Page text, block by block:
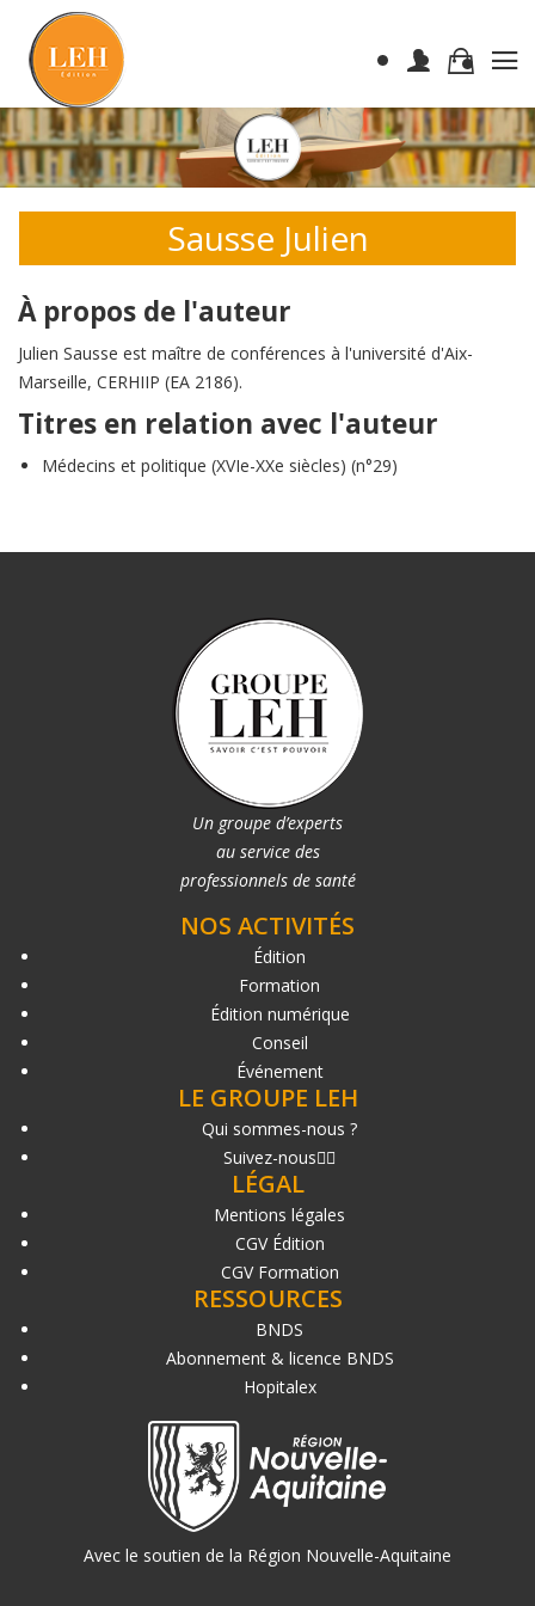
Sausse Julien
À propos de l'auteur
Julien Sausse est maître de conférences à l'université d'Aix-
Marseille, CERHIIP (EA 2186).
Titres en relation avec l'auteur
Médecins et politique (XVIe-XXe siècles) (n°29)
Un groupe d’experts
au service des
professionnels de santé
NOS ACTIVITÉS
Édition
Formation
Édition numérique
Conseil
Événement
LE GROUPE LEH
Qui sommes-nous ?
Suivez-nous
LÉGAL
Mentions légales
CGV Édition
CGV Formation
RESSOURCES
BNDS
Abonnement & licence BNDS
Hopitalex
Avec le soutien de la Région Nouvelle-Aquitaine